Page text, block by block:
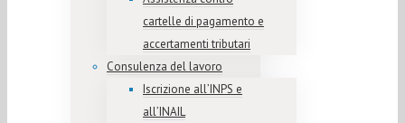
cartelle di pagamento e
accertamenti tributari
Consulenza del lavoro
Iscrizione all’INPS e
all’INAIL